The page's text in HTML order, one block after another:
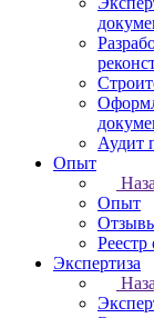
Аудит
Опыт
Опыт
Реестр
Экспертиза